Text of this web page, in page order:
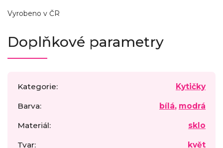
Vyrobeno v ČR
Doplňkové parametry
Kategorie: Kytičky
Barva: bílá, modrá
Materiál: sklo
Tvar: květ